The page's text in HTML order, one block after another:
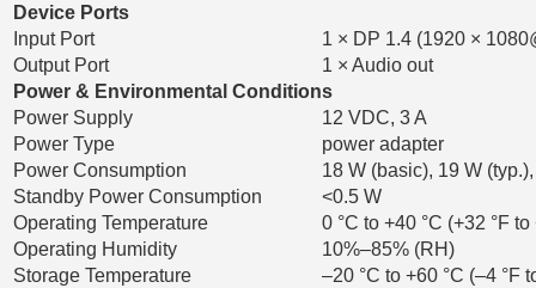
Device Ports
Input Port
1 × DP 1.4 (1920 ×
Output Port
1 × Audio out
Power & Environmental Conditions
Power Supply
12 VDC, 3 A
Power Type
power adapter
Power Consumption
18 W (basic), 19 W
Standby Power Consumption
<0.5 W
Operating Temperature
0 °C to +40 °C (+32 °F to
Operating Humidity
10%–85% (RH)
Storage Temperature
–20 °C to +60 °C (–4 °F